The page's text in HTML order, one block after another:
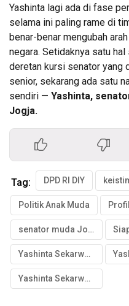
Yashinta lagi ada di fase
selama ini paling rame di
benar-benar mengubah
negara. Setidaknya satu
deretan kursi senator yang
senior, sekarang ada satu
sendiri — Yashinta,
Jogja.
Tag: DPD RI DIY
Politik Anak Muda
senator muda Jogja
Yashinta Sekarwangi DPD
Yashinta Sekarwangi Mega